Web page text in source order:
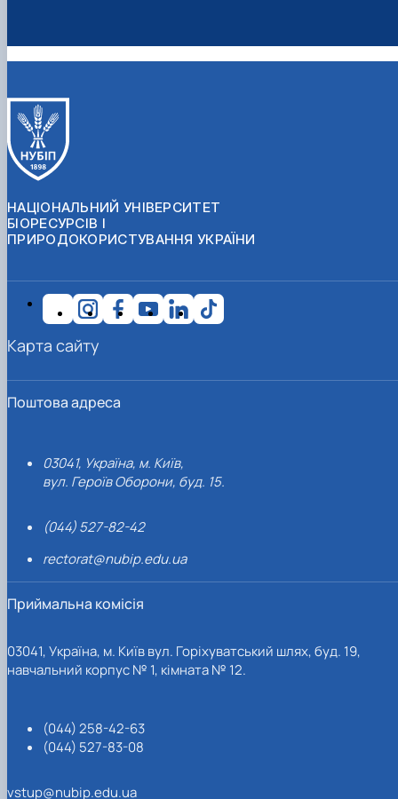
НАЦІОНАЛЬНИЙ УНІВЕРСИТЕТ
БІОРЕСУРСІВ І
ПРИРОДОКОРИСТУВАННЯ УКРАЇНИ
Поштова адреса
03041, Україна, м. Київ,
вул. Героїв Оборони, буд. 15.
(044) 527-82-42
rectorat@nubip.edu.ua
Приймальна комісія
03041, Україна, м. Київ вул. Горіхуватський шлях, буд. 19,
навчальний корпус № 1, кімната № 12.
(044) 258-42-63
(044) 527-83-08
vstup@nubip.edu.ua
Карта сайту